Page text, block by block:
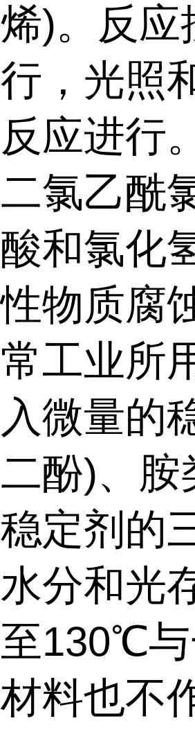
烯)。反
行，光照
反应进行
二氯乙酰
酸和氯化
性物质腐
常工业所
入微量的
二酚)、胺
稳定剂的
水分和光
至130℃与
材料也不